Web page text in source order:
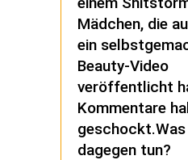
Mädchen, die
ein
Beauty-Video
veröffentlicht
Kommentare
geschockt.Was
dagegen tun?